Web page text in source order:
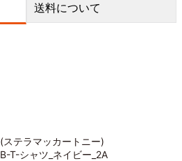
送料について
(ステラマッカートニー)
B-T-シャツ_ネイビー_2A